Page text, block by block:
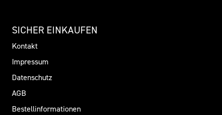
SICHER EINKAUFEN
Kontakt
Impressum
Datenschutz
AGB
Bestellinformationen